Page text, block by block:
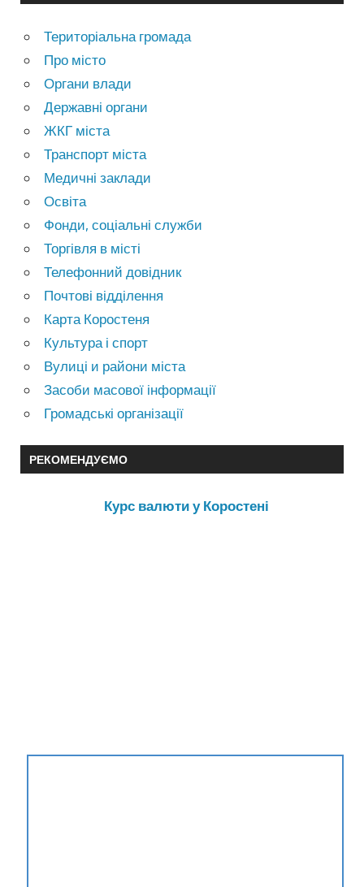
Територіальна громада
Про місто
Органи влади
Державні органи
ЖКГ міста
Транспорт міста
Медичні заклади
Освіта
Фонди, соціальні служби
Торгівля в місті
Телефонний довідник
Почтові відділення
Карта Коростеня
Культура і спорт
Вулиці и райони міста
Засоби масової інформації
Громадські організації
РЕКОМЕНДУЄМО
Курс валюти у Коростені